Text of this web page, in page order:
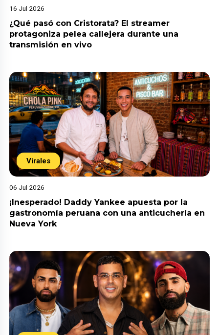
16 Jul 2026
¿Qué pasó con Cristorata? El streamer
protagoniza pelea callejera durante una
transmisión en vivo
Virales
06 Jul 2026
¡Inesperado! Daddy Yankee apuesta por la
gastronomía peruana con una anticuchería en
Nueva York